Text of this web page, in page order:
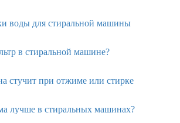
воды для стиральной машины
в стиральной машине?
стучит при отжиме или стирке
лучше в стиральных машинах?